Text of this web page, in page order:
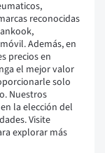
reconocidas
Además, en
precios en
el mejor valor
solo
Nuestros
la elección del
Visite
explorar más